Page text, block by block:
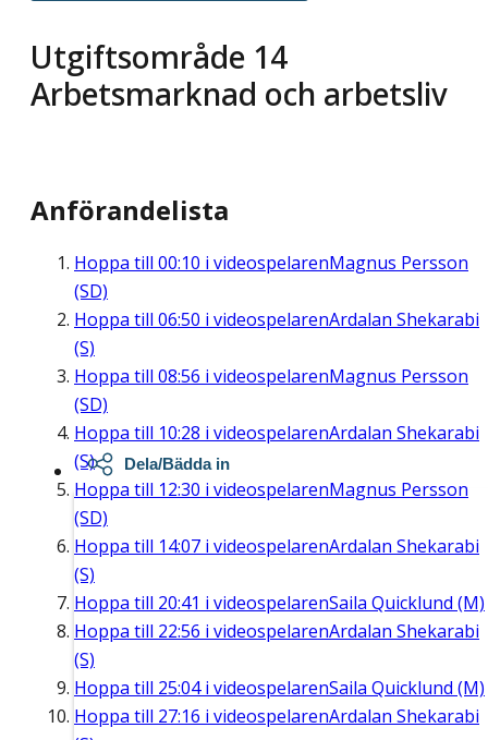
Utgiftsområde 14
Arbetsmarknad och arbetsliv
Anförandelista
Hoppa till 00:10 i videospelarenMagnus Persson
(SD)
Hoppa till 06:50 i videospelarenArdalan Shekarabi
(S)
Hoppa till 08:56 i videospelarenMagnus Persson
(SD)
Hoppa till 10:28 i videospelarenArdalan Shekarabi
(S)
Hoppa till 12:30 i videospelarenMagnus Persson
(SD)
Hoppa till 14:07 i videospelarenArdalan Shekarabi
(S)
Hoppa till 20:41 i videospelarenSaila Quicklund (M)
Hoppa till 22:56 i videospelarenArdalan Shekarabi
(S)
Hoppa till 25:04i videospelarenSaila Quicklund (M)
Hoppa till 27:16 i videospelarenArdalan Shekarabi
Dela/Bädda in